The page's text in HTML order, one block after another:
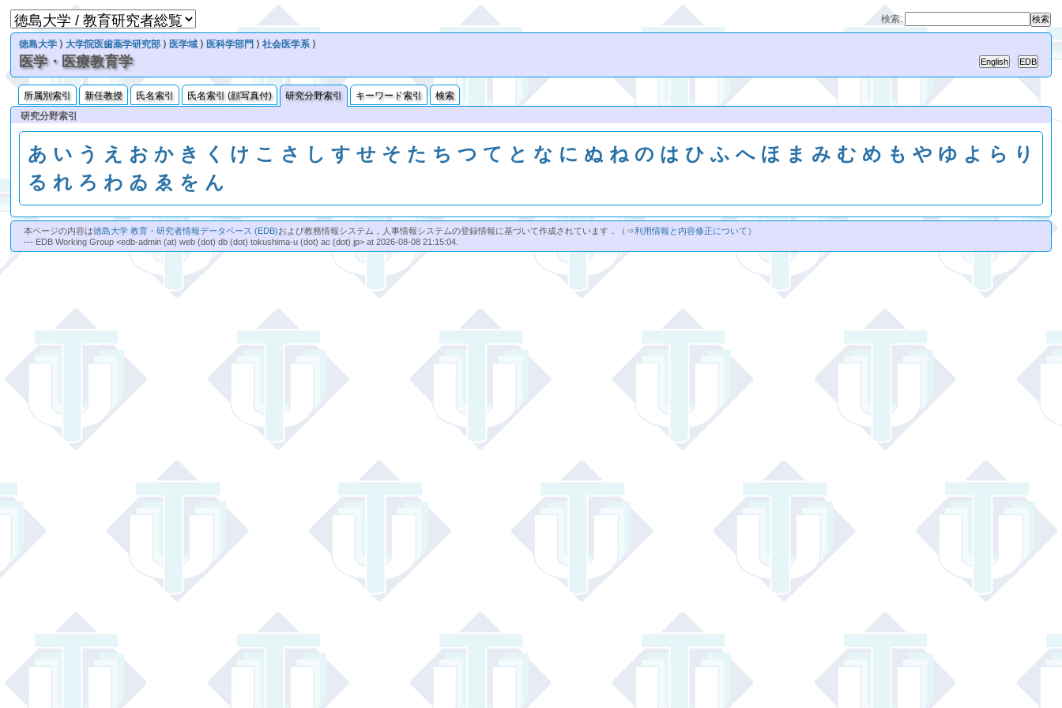
検索:
徳島大学 ⟩大学院医歯薬学研究部 ⟩ 医学域 ⟩ 医科学部門 ⟩社会医学系⟩
医学・医療教育学
所属別索引 新任教授 氏名索引 氏名索引 (顔写真付) 研究分野索引 キーワード索引
検索
研究分野索引
あ い う え お か き く け こ さ し す せ そ た ち つ て と な に ぬ ね の は ひ ふ へ ほ ま み む め も や ゆ よ ら り
る れ ろ わ ゐ ゑ を ん
本ページの内容は徳島大学 教育・研究者情報データベース (EDB)および教務情報システム，人事情報システムの登録情報に基づいて作成されています．（⇒利用情報と内容修正について ）
--- EDB Working Group <edb-admin (at) web (dot) db (dot) tokushima-u (dot) ac (dot) jp> at 2026-08-08 21:15:04.